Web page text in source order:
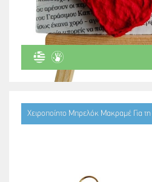
Χειροποίητο Μπρελόκ Μακραμέ Για